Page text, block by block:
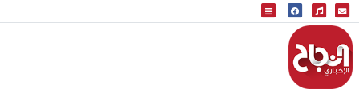
البث المباشر
إذاعة النجاح